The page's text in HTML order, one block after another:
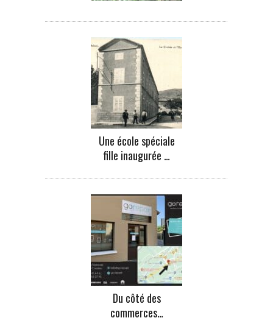
Une école spéciale
fille inaugurée …
Du côté des
commerces…